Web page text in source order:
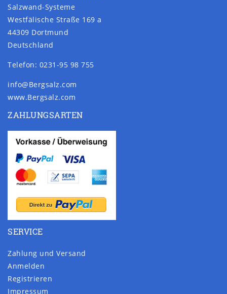
Salzwand-Systeme
Westfälische Straße 169 a
44309 Dortmund
Deutschland
Telefon: 0231-95 98 755
info@Bergsalz.com
www.Bergsalz.com
ZAHLUNGSARTEN
SERVICE
Zahlung und Versand
Anmelden
Registrieren
Impressum